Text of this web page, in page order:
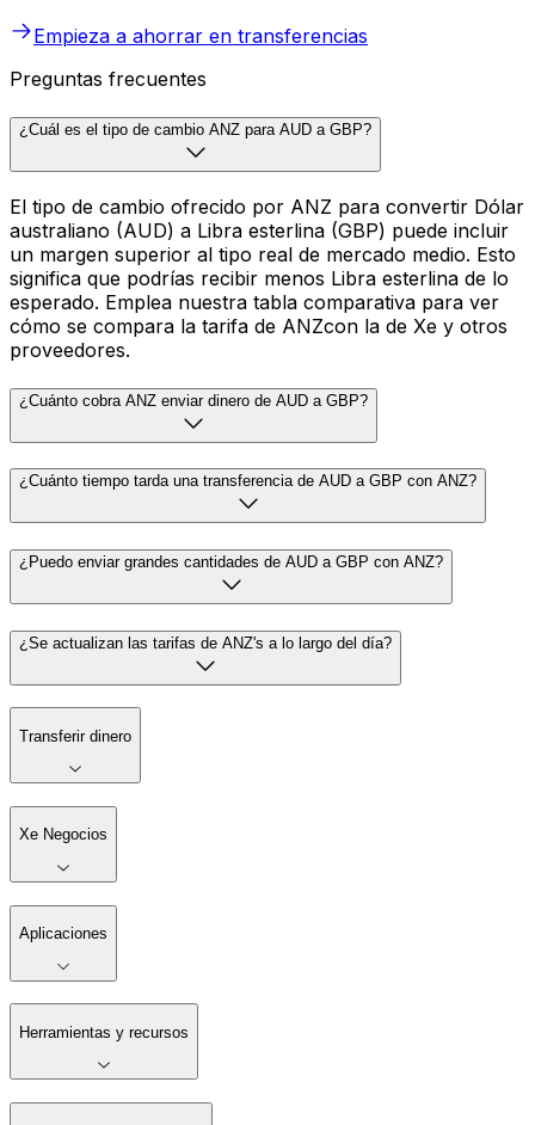
Empieza a ahorrar en transferencias
Preguntas frecuentes
¿Cuál es el tipo de cambio ANZ para AUD a GBP?
El tipo de cambio ofrecido por ANZ para convertir Dólar
australiano (AUD) a Libra esterlina (GBP) puede incluir
un margen superior al tipo real de mercado medio. Esto
significa que podrías recibir menos Libra esterlina de lo
esperado. Emplea nuestra tabla comparativa para ver
cómo se compara la tarifa de ANZcon la de Xe y otros
proveedores.
¿Cuánto cobra ANZ enviar dinero de AUD a GBP?
¿Cuánto tiempo tarda una transferencia de AUD a GBP con ANZ?
¿Puedo enviar grandes cantidades de AUD a GBP con ANZ?
¿Se actualizan las tarifas de ANZ's a lo largo del día?
Transferir dinero
Xe Negocios
Aplicaciones
Herramientas y recursos